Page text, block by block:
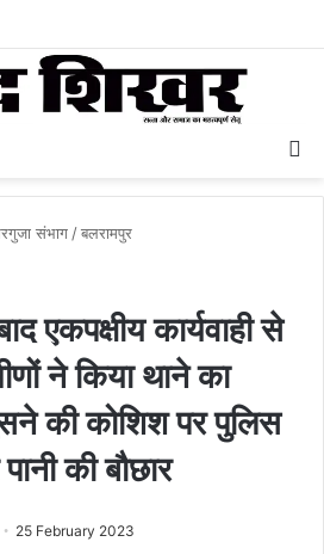
संभाग/बलरामपुर
एकपक्षीय कार्यवाही से
ने किया थाने का
की कोशिश पर पुलिस
पानी की बौछार
25 February 2023